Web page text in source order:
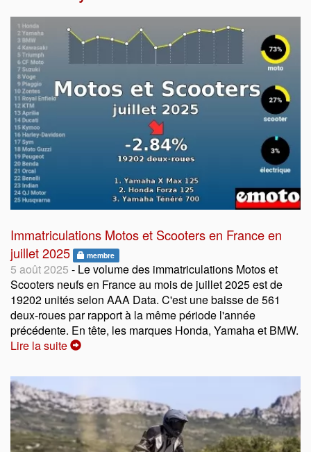
Immatriculations Motos et Scooters en France en
juillet 2025
membre
5 août 2025 - Le volume des immatriculations Motos et
Scooters neufs en France au mois de juillet 2025 est de
19202 unités selon AAA Data. C'est une baisse de 561
deux-roues par rapport à la même période l'année
précédente. En tête, les marques Honda, Yamaha et BMW.
Lire la suite